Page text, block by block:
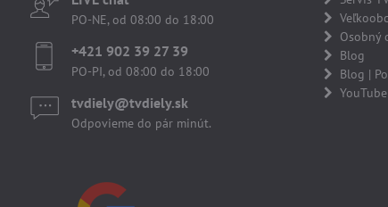
PO-NE, od 08:00 do 18:00
+421 902 39 27 39
PO-PI, od 08:00 do 18:00
tvdiely​​@tvdiely​​.sk
Odpovieme do pár minút.
Osobný
Blog
Blog |